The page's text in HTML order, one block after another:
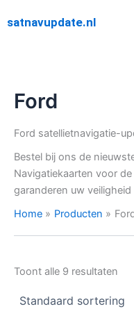
naar
satnavupdate.nl
Ford
Ford satellietnavigatie-
Bestel bij ons de
Navigatiekaarten voor
garanderen uw veiligheid
Home
Producten
Toont alle 9 resultaten